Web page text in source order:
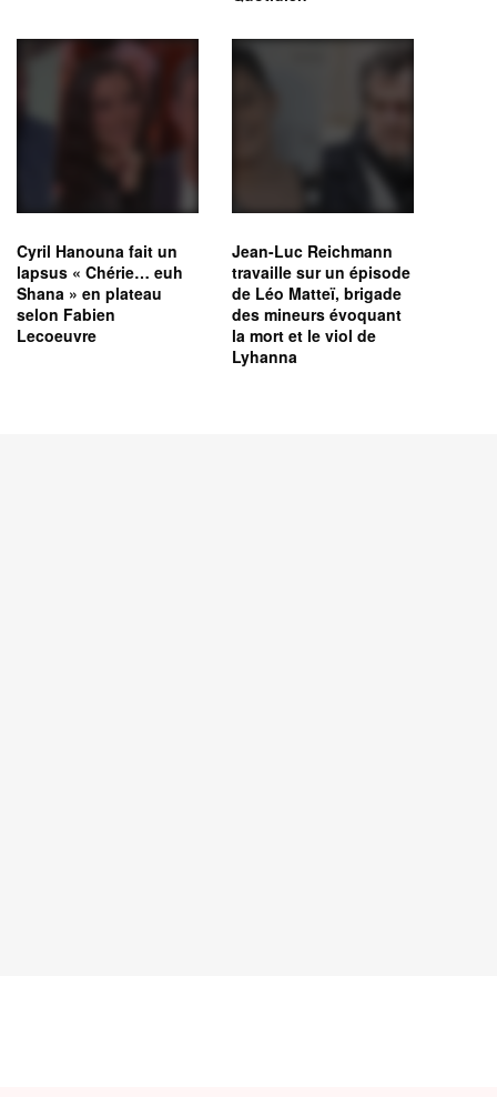
Cyril Hanouna fait un
lapsus « Chérie… euh
Shana » en plateau
selon Fabien
Lecoeuvre
Jean-Luc Reichmann
travaille sur un épisode
de Léo Matteï, brigade
des mineurs évoquant
la mort et le viol de
Lyhanna